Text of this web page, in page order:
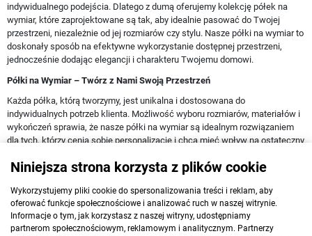
indywidualnego podejścia. Dlatego z dumą oferujemy kolekcję półek na
wymiar, które zaprojektowane są tak, aby idealnie pasować do Twojej
przestrzeni, niezależnie od jej rozmiarów czy stylu. Nasze półki na wymiar to
doskonały sposób na efektywne wykorzystanie dostępnej przestrzeni,
jednocześnie dodając elegancji i charakteru Twojemu domowi.
Półki na Wymiar – Twórz z Nami Swoją Przestrzeń
Każda półka, którą tworzymy, jest unikalna i dostosowana do
indywidualnych potrzeb klienta. Możliwość wyboru rozmiarów, materiałów i
wykończeń sprawia, że nasze półki na wymiar są idealnym rozwiązaniem
dla tych, którzy cenią sobie personalizację i chcą mieć wpływ na ostateczny
Półki na Wymiar – Połączenie Funkcjonalności i Designu
Stawiając na półki na wymiar z MebleFox, inwestujesz nie tylko w
praktyczne rozwiązanie do przechowywania, ale także w element
dekoracyjny, który może całkowicie odmienić wygląd pomieszczenia. Nasze
Niniejsza strona korzysta z plików cookie
Wykorzystujemy pliki cookie do spersonalizowania treści i reklam, aby
oferować funkcje społecznościowe i analizować ruch w naszej witrynie.
Informacje o tym, jak korzystasz z naszej witryny, udostępniamy
partnerom społecznościowym, reklamowym i analitycznym. Partnerzy